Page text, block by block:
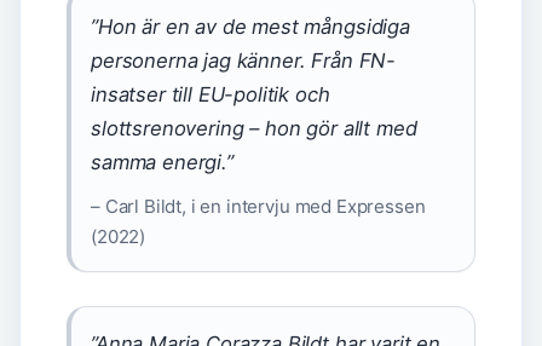
”Hon är en av de mest mångsidiga
personerna jag känner. Från FN-
insatser till EU-politik och
slottsrenovering – hon gör allt med
samma energi.”
– Carl Bildt, i en intervju med Expressen
(2022)